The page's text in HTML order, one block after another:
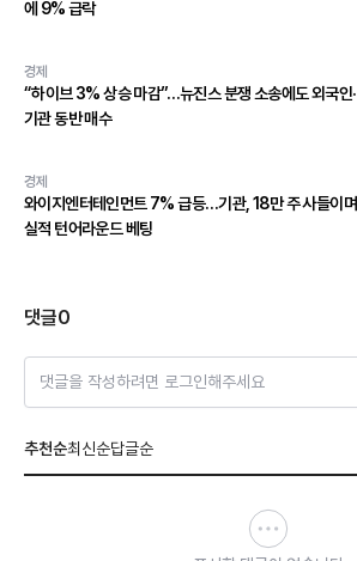
에 9% 급락
경제
“하이브 3% 상승 마감”…뉴진스 분쟁 소송에도 외국인·
기관 동반 매수
경제
와이지엔터테인먼트 7% 급등…기관, 18만 주 사들이며
실적 턴어라운드 베팅
댓글0
댓글을 작성하려면 로그인해주세요
추천순최신순답글순